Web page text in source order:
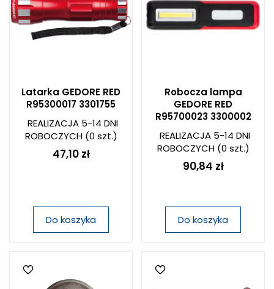
Latarka GEDORE RED
R95300017 3301755
REALIZACJA 5-14 DNI
ROBOCZYCH(0 szt.)
47,10 zł
Do koszyka
Robocza lampa
GEDORE RED
R95700023 3300002
REALIZACJA 5-14 DNI
ROBOCZYCH(0 szt.)
90,84 zł
Do koszyka